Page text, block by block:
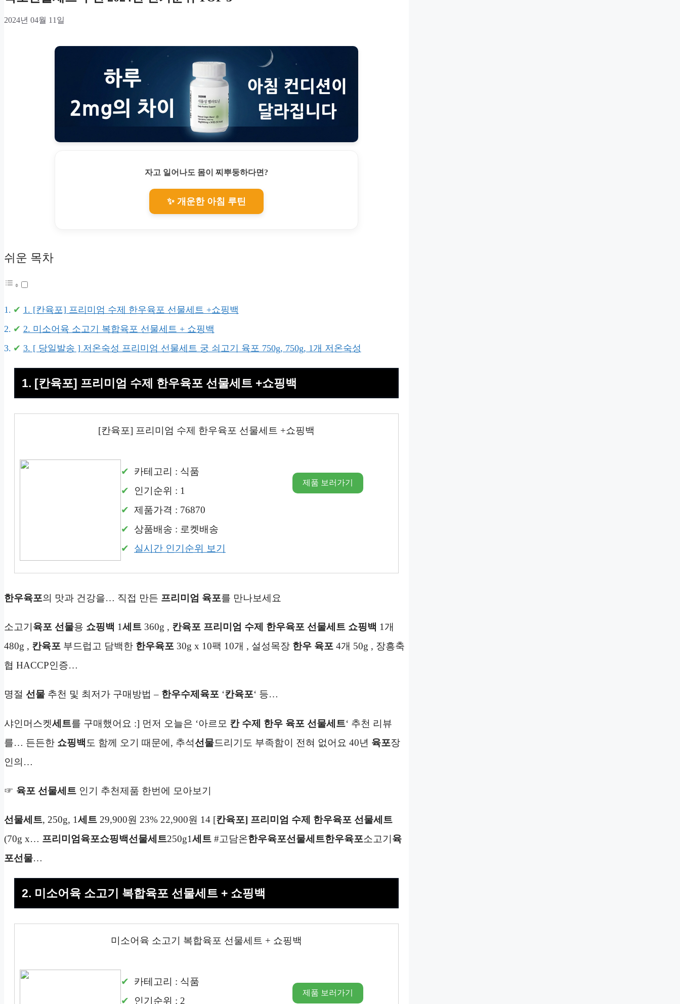
2024년 04월 11일
자고 일어나도 몸이 찌뿌둥하다면?
✨ 개운한 아침 루틴
쉬운 목차
1. [칸육포] 프리미엄 수제 한우육포 선물세트 +쇼핑백
2. 미소어육 소고기 복합육포 선물세트 + 쇼핑백
3. [ 당일발송 ] 저온숙성 프리미엄 선물세트 궁 쇠고기 육포 750g, 750g, 1개 저온숙성
1. [칸육포] 프리미엄 수제 한우육포 선물세트 +쇼핑백
[칸육포] 프리미엄 수제 한우육포 선물세트 +쇼핑백
카테고리 : 식품
인기순위 : 1
제품가격 : 76870
상품배송 : 로켓배송
실시간 인기순위 보기
제품 보러가기
한우육포의 맛과 건강을… 직접 만든 프리미엄 육포를 만나보세요
소고기 육포 선물용 쇼핑백 1세트 360g , 칸육포 프리미엄 수제 한우육포 선물세트 쇼핑백 1개
480g , 칸육포 부드럽고 담백한 한우육포 30g x 10팩 10개 , 설성목장 한우 육포 4개 50g , 장흥축
협 HACCP인증…
명절 선물 추천 및 최저가 구매방법 – 한우수제 육포 ‘칸육포‘ 등…
샤인머스켓세트를 구매했어요 :] 먼저 오늘은 ‘아르모 칸 수제 한우 육포 선물세트‘ 추천 리뷰
를… 든든한 쇼핑백 도 함께 오기 때문에, 추석선물드리기도 부족함이 전혀 없어요 40년 육포장
인의…
☞ 육포 선물세트 인기 추천제품 한번에 모아보기
선물세트, 250g, 1세트 29,900원 23% 22,900원 14 [칸육포] 프리미엄 수제 한우육포 선물세트
(70g x… 프리미엄 육포쇼핑백선물세트250g1세트 #고담온한우육포선물세트한우육포소고기 육
포선물…
2. 미소어육 소고기 복합육포 선물세트 + 쇼핑백
미소어육 소고기 복합육포 선물세트 + 쇼핑백
카테고리 : 식품
인기순위 : 2
제품 보러가기